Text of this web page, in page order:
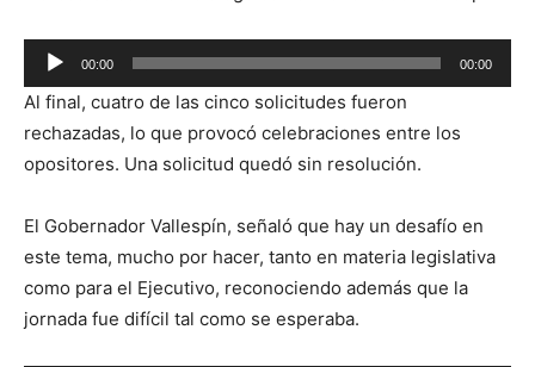
Reproductor
de
audio
00:00 00:00
Al final, cuatro de las cinco solicitudes fueron
rechazadas, lo que provocó celebraciones entre los
opositores. Una solicitud quedó sin resolución.
El Gobernador Vallespín, señaló que hay un desafío en
este tema, mucho por hacer, tanto en materia legislativa
como para el Ejecutivo, reconociendo además que la
jornada fue difícil tal como se esperaba.